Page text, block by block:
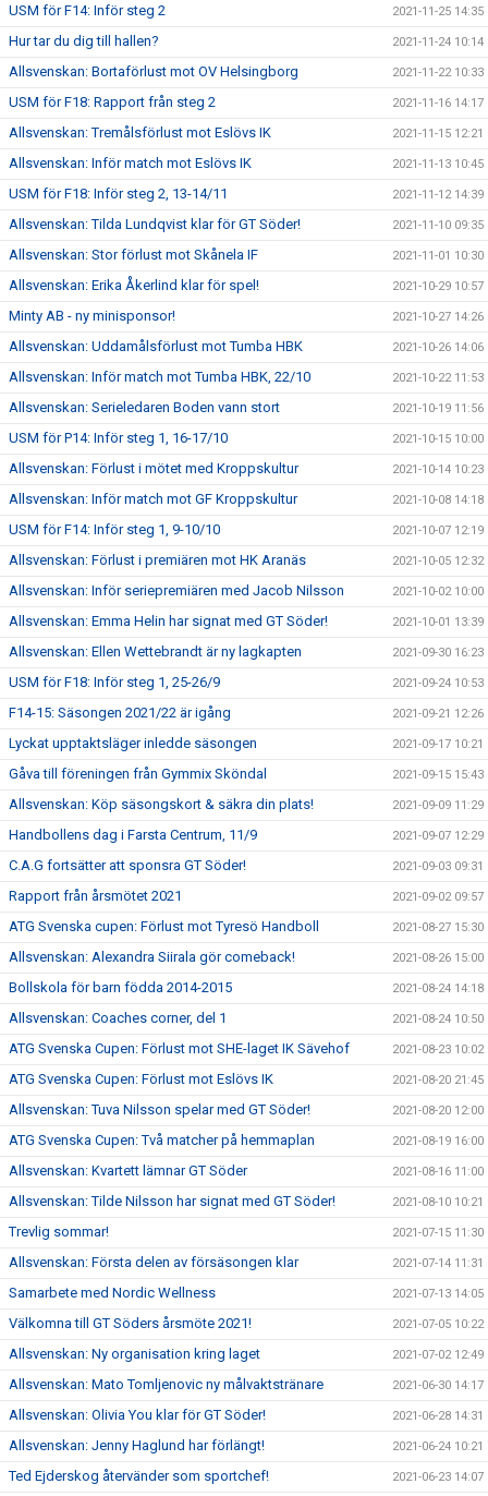
USM för F14: Inför steg 2 2021-11-25 14:35
Hur tar du dig till hallen? 2021-11-24 10:14
Allsvenskan: Bortaförlust mot OV Helsingborg 2021-11-22 10:33
USM för F18: Rapport från steg 2 2021-11-16 14:17
Allsvenskan: Tremålsförlust mot Eslövs IK 2021-11-15 12:21
Allsvenskan: Inför match mot Eslövs IK 2021-11-13 10:45
USM för F18: Inför steg 2, 13-14/11 2021-11-12 14:39
Allsvenskan: Tilda Lundqvist klar för GT Söder! 2021-11-10 09:35
Allsvenskan: Stor förlust mot Skånela IF 2021-11-01 10:30
Allsvenskan: Erika Åkerlind klar för spel! 2021-10-29 10:57
Minty AB - ny minisponsor! 2021-10-27 14:26
Allsvenskan: Uddamålsförlust mot Tumba HBK 2021-10-26 14:06
Allsvenskan: Inför match mot Tumba HBK, 22/10 2021-10-22 11:53
Allsvenskan: Serieledaren Boden vann stort 2021-10-19 11:56
USM för P14: Inför steg 1, 16-17/10 2021-10-15 10:00
Allsvenskan: Förlust i mötet med Kroppskultur 2021-10-14 10:23
Allsvenskan: Inför match mot GF Kroppskultur 2021-10-08 14:18
USM för F14: Inför steg 1, 9-10/10 2021-10-07 12:19
Allsvenskan: Förlust i premiären mot HK Aranäs 2021-10-05 12:32
Allsvenskan: Inför seriepremiären med Jacob Nilsson 2021-10-02 10:00
Allsvenskan: Emma Helin har signat med GT Söder! 2021-10-01 13:39
Allsvenskan: Ellen Wettebrandt är ny lagkapten 2021-09-30 16:23
USM för F18: Inför steg 1, 25-26/9 2021-09-24 10:53
F14-15: Säsongen 2021/22 är igång 2021-09-21 12:26
Lyckat upptaktsläger inledde säsongen 2021-09-17 10:21
Gåva till föreningen från Gymmix Sköndal 2021-09-15 15:43
Allsvenskan: Köp säsongskort & säkra din plats! 2021-09-09 11:29
Handbollens dag i Farsta Centrum, 11/9 2021-09-07 12:29
C.A.G fortsätter att sponsra GT Söder! 2021-09-03 09:31
Rapport från årsmötet 2021 2021-09-02 09:57
ATG Svenska cupen: Förlust mot Tyresö Handboll 2021-08-27 15:30
Allsvenskan: Alexandra Siirala gör comeback! 2021-08-26 15:00
Bollskola för barn födda 2014-2015 2021-08-24 14:18
Allsvenskan: Coaches corner, del 1 2021-08-24 10:50
ATG Svenska Cupen: Förlust mot SHE-laget IK Sävehof 2021-08-23 10:02
ATG Svenska Cupen: Förlust mot Eslövs IK 2021-08-20 21:45
Allsvenskan: Tuva Nilsson spelar med GT Söder! 2021-08-20 12:00
ATG Svenska Cupen: Två matcher på hemmaplan 2021-08-19 16:00
Allsvenskan: Kvartett lämnar GT Söder 2021-08-16 11:00
Allsvenskan: Tilde Nilsson har signat med GT Söder! 2021-08-10 10:21
Trevlig sommar! 2021-07-15 11:30
Allsvenskan: Första delen av försäsongen klar 2021-07-14 11:31
Samarbete med Nordic Wellness 2021-07-13 14:05
Välkomna till GT Söders årsmöte 2021! 2021-07-05 10:22
Allsvenskan: Ny organisation kring laget 2021-07-02 12:49
Allsvenskan: Mato Tomljenovic ny målvaktstränare 2021-06-30 14:17
Allsvenskan: Olivia You klar för GT Söder! 2021-06-28 14:31
Allsvenskan: Jenny Haglund har förlängt! 2021-06-24 10:21
Ted Ejderskog återvänder som sportchef! 2021-06-23 14:07